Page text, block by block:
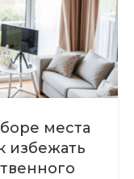
места
избежать